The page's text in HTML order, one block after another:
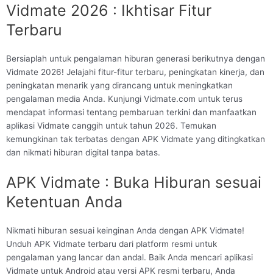
Vidmate 2026 : Ikhtisar Fitur
Terbaru
Bersiaplah untuk pengalaman hiburan generasi berikutnya dengan
Vidmate 2026! Jelajahi fitur-fitur terbaru, peningkatan kinerja, dan
peningkatan menarik yang dirancang untuk meningkatkan
pengalaman media Anda. Kunjungi Vidmate.com untuk terus
mendapat informasi tentang pembaruan terkini dan manfaatkan
aplikasi Vidmate canggih untuk tahun 2026. Temukan
kemungkinan tak terbatas dengan APK Vidmate yang ditingkatkan
dan nikmati hiburan digital tanpa batas.
APK Vidmate : Buka Hiburan sesuai
Ketentuan Anda
Nikmati hiburan sesuai keinginan Anda dengan APK Vidmate!
Unduh APK Vidmate terbaru dari platform resmi untuk
pengalaman yang lancar dan andal. Baik Anda mencari aplikasi
Vidmate untuk Android atau versi APK resmi terbaru, Anda